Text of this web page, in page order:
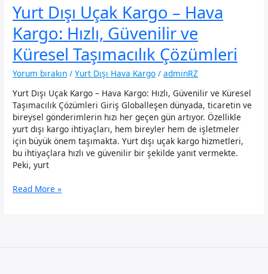
Yurt Dışı Uçak Kargo – Hava
Kargo: Hızlı, Güvenilir ve
Küresel Taşımacılık Çözümleri
Yorum bırakın /Yurt Dışı Hava Kargo /adminRZ
Yurt Dışı Uçak Kargo – Hava Kargo: Hızlı, Güvenilir ve Küresel
Taşımacılık Çözümleri Giriş Globalleşen dünyada, ticaretin ve
bireysel gönderimlerin hızı her geçen gün artıyor. Özellikle
yurt dışı kargo ihtiyaçları, hem bireyler hem de işletmeler
için büyük önem taşımakta. Yurt dışı uçak kargo hizmetleri,
bu ihtiyaçlara hızlı ve güvenilir bir şekilde yanıt vermekte.
Peki, yurt
Yurt
Read More »